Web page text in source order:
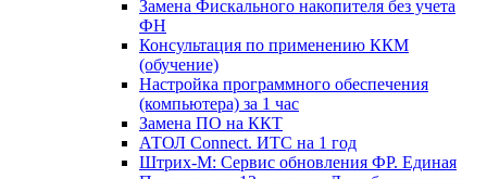
Замена Фискального накопителя без учета
ФН
Консультация по применению ККМ
(обучение)
Настройка программного обеспечения
(компьютера) за 1 час
Замена ПО на ККТ
АТОЛ Connect. ИТС на 1 год
Штрих-М: Сервис обновления ФР. Единая